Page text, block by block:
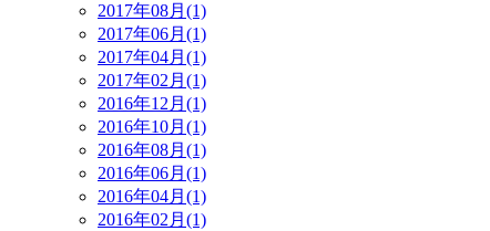
2017年08月(1)
2017年06月(1)
2017年04月(1)
2017年02月(1)
2016年12月(1)
2016年10月(1)
2016年08月(1)
2016年06月(1)
2016年04月(1)
2016年02月(1)